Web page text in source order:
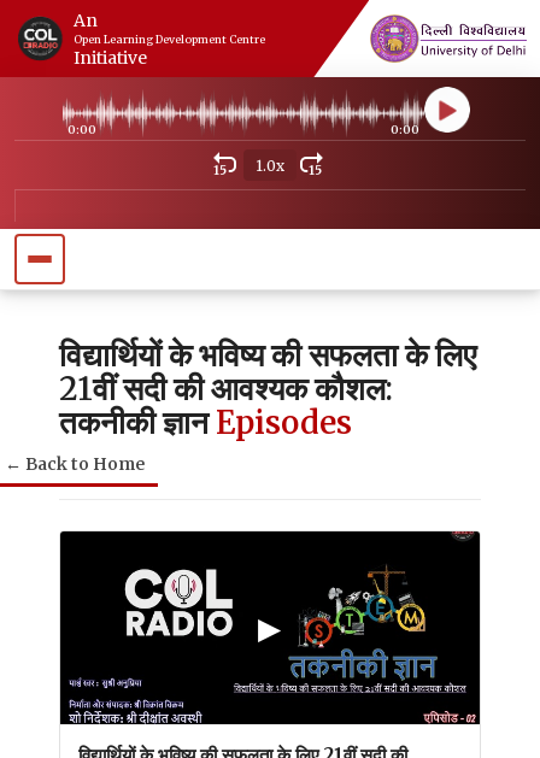
An
Open Learning Development Centre
Initiative
0:00 0:00
15 1.0x 15
विद्यार्थियों के भविष्य की सफलता के लिए
21वीं सदी की आवश्यक कौशल:
तकनीकी ज्ञानEpisodes
← Back to Home
▶